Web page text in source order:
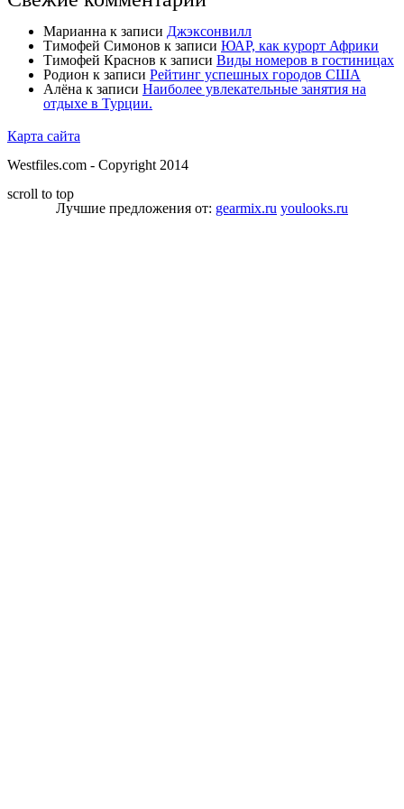
Марианна к записи Джэксонвилл
Тимофей Симонов к записи ЮАР, как курорт Африки
Тимофей Краснов к записи Виды номеров в гостиницах
Родион к записи Рейтинг успешных городов США
Алёна к записи Наиболее увлекательные занятия на
отдыхе в Турции.
Карта сайта
Westfiles.com - Copyright 2014
scroll to top
Лучшие предложения от: gearmix.ru youlooks.ru